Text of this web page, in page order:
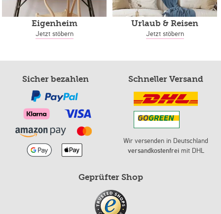
Eigenheim
Jetzt stöbern
Urlaub & Reisen
Jetzt stöbern
Sicher bezahlen Schneller Versand
Wir versenden in Deutschland
versandkostenfreimit DHL
Geprüfter Shop